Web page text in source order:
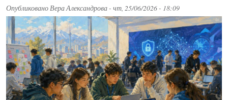
ОпубликованоВера Александрова- чт, 25/06/2026 - 18:09